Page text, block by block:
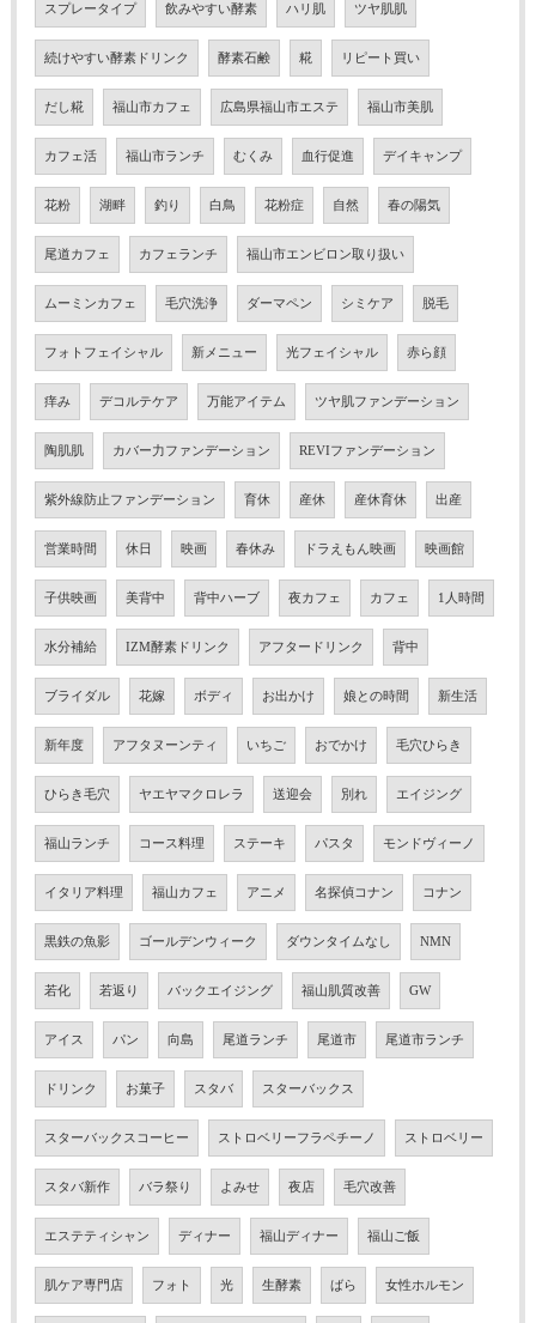
スプレータイプ 飲みやすい酵素 ハリ肌 ツヤ肌肌
続けやすい酵素ドリンク 酵素石鹸 糀 リピート買い
だし糀 福山市カフェ 広島県福山市エステ 福山市美肌
カフェ活 福山市ランチ むくみ 血行促進 デイキャンプ
花粉 湖畔 釣り 白鳥 花粉症 自然 春の陽気
尾道カフェ カフェランチ 福山市エンビロン取り扱い
ムーミンカフェ 毛穴洗浄 ダーマペン シミケア 脱毛
フォトフェイシャル 新メニュー 光フェイシャル 赤ら顔
痒み デコルテケア 万能アイテム ツヤ肌ファンデーション
陶肌肌 カバー力ファンデーション REVIファンデーション
紫外線防止ファンデーション 育休 産休 産休育休 出産
営業時間 休日 映画 春休み ドラえもん映画 映画館
子供映画 美背中 背中ハーブ 夜カフェ カフェ 1人時間
水分補給 IZM酵素ドリンク アフタードリンク 背中
ブライダル 花嫁 ボディ お出かけ 娘との時間 新生活
新年度 アフタヌーンティ いちご おでかけ 毛穴ひらき
ひらき毛穴 ヤエヤマクロレラ 送迎会 別れ エイジング
福山ランチ コース料理 ステーキ パスタ モンドヴィーノ
イタリア料理 福山カフェ アニメ 名探偵コナン コナン
黒鉄の魚影 ゴールデンウィーク ダウンタイムなし NMN
若化 若返り バックエイジング 福山肌質改善 GW
アイス パン 向島 尾道ランチ 尾道市 尾道市ランチ
ドリンク お菓子 スタバ スターバックス
スターバックスコーヒー ストロベリーフラペチーノ ストロベリー
スタバ新作 バラ祭り よみせ 夜店 毛穴改善
エステティシャン ディナー 福山ディナー 福山ご飯
肌ケア専門店 フォト 光 生酵素 ばら 女性ホルモン